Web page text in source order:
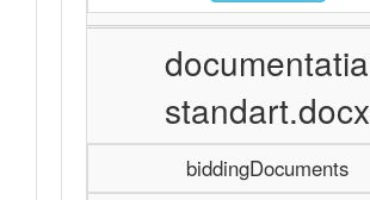
documentatia
standart.docx
biddingDocuments